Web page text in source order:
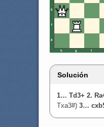
6
7
8
h g f
Solución
1… Td3+ 2.
Txa3#) 3…